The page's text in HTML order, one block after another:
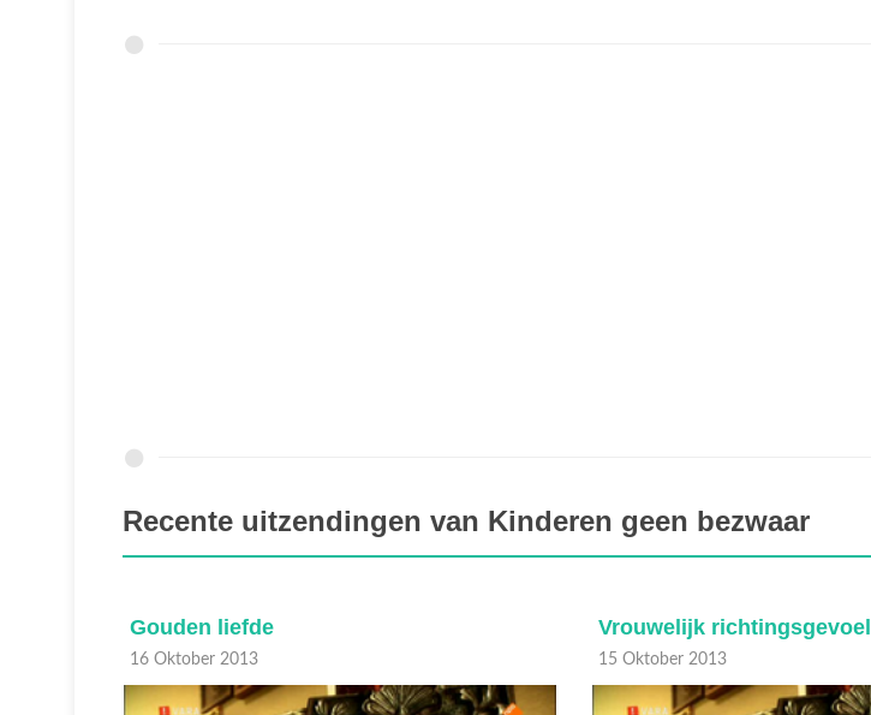
Recente uitzendingen van Kinderen geen bezwaar
Gouden liefde
16 Oktober 2013
Vrouwelijk richtingsgevoel
15 Oktober 2013